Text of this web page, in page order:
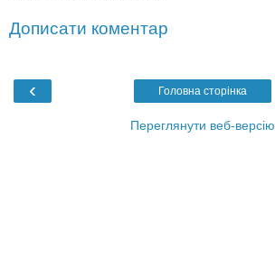
Дописати коментар
‹ Головна сторінка
Переглянути веб-версію